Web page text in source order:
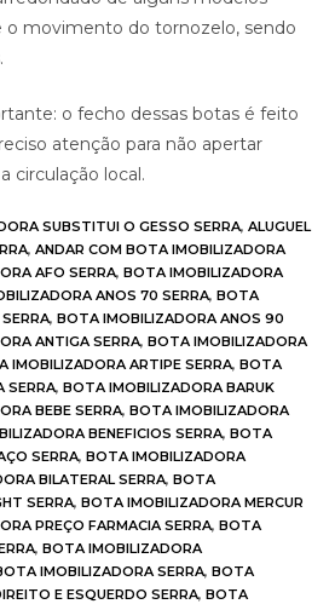
movimento do tornozelo, sendo
o fecho dessas botas é feito
atenção para não apertar
circulação local.
SUBSTITUI O GESSO SERRA, ALUGUEL
, ANDAR COM BOTA IMOBILIZADORA
AFO SERRA, BOTA IMOBILIZADORA
ANOS 70 SERRA, BOTA
, BOTA IMOBILIZADORA ANOS 90
ANTIGA SERRA, BOTA IMOBILIZADORA
IMOBILIZADORA ARTIPE SERRA, BOTA
SERRA, BOTA IMOBILIZADORA BARUK
BEBE SERRA, BOTA IMOBILIZADORA
BENEFICIOS SERRA, BOTA
SERRA, BOTA IMOBILIZADORA
BILATERAL SERRA, BOTA
SERRA, BOTA IMOBILIZADORA MERCUR
PREÇO FARMACIA SERRA, BOTA
, BOTA IMOBILIZADORA
IMOBILIZADORA SERRA, BOTA
E ESQUERDO SERRA, BOTA